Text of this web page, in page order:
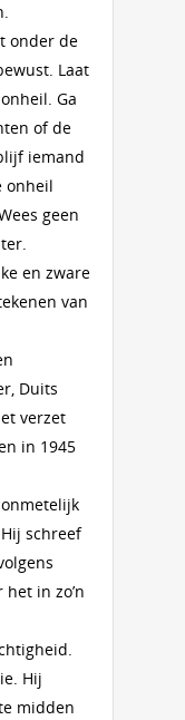
onder de
Laat
Ga
of de
iemand
onheil
geen
en zware
van
Duits
verzet
in 1945
schreef
in zo’n
Hij
midden